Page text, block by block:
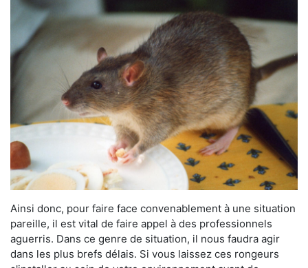
Ainsi donc, pour faire face convenablement à une situation
pareille, il est vital de faire appel à des professionnels
aguerris. Dans ce genre de situation, il nous faudra agir
dans les plus brefs délais. Si vous laissez ces rongeurs